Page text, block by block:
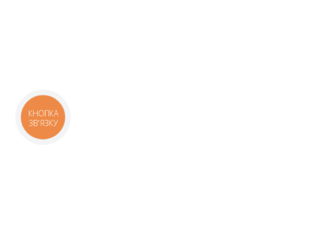
КНОПКА
ЗВ'ЯЗКУ